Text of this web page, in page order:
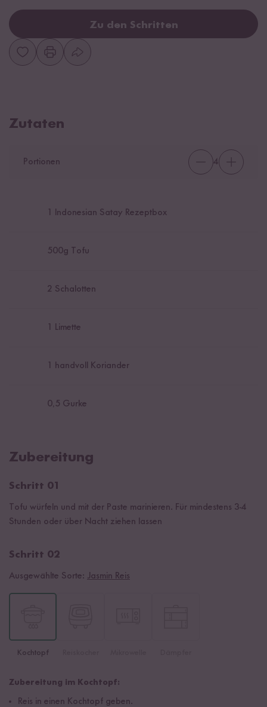
Zu den Schritten
Zutaten
Portionen 4
Indonesian Satay Rezeptbox
500g Tofu
2 Schalotten
1 Limette
1 handvoll Koriander
0,5 Gurke
Zubereitung
Schritt 01
Tofu würfeln und mit der Paste marinieren. Für mindestens 3-4
Stunden oder über Nacht ziehen lassen
Schritt 02
Ausgewählte Sorte: Jasmin Reis
Kochtopf
Zubereitung im Kochtopf:
Reis in einen Kochtopf geben.